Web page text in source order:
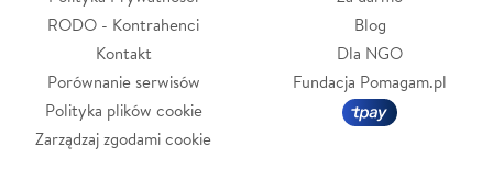
RODO - Kontrahenci
Kontakt
Porównanie serwisów
Polityka plików cookie
Zarządzaj zgodami cookie
Blog
Dla NGO
Fundacja Pomagam.pl